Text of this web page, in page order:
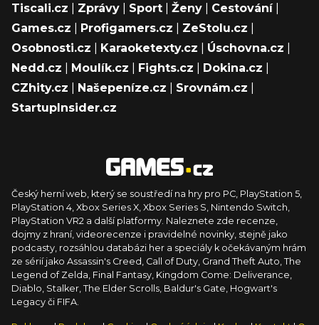
Tiscali.cz Zprávy Sport Ženy Cestování|
Games.cz
Profigamers.cz ZeStolu.cz
Osobnosti.cz
Karaoketexty.cz Úschovna.cz
Nedd.cz
Moulík.cz Fights.cz Dokina.cz
CZhity.cz
Našepeníze.cz Srovnám.cz
StartupInsider.cz
Český herní web, který se soustředí na hry pro PC, PlayStation 5,
PlayStation 4, Xbox Series X, Xbox Series S, Nintendo Switch,
PlayStation VR2 a další platformy. Naleznete zde recenze,
dojmy z hraní, videorecenze i pravidelné novinky, stejně jako
podcasty, rozsáhlou databázi her a speciály k očekávaným hrám
ze sérií jako Assassin's Creed, Call of Duty, Grand Theft Auto, The
Legend of Zelda, Final Fantasy, Kingdom Come: Deliverance,
Diablo, Stalker, The Elder Scrolls, Baldur's Gate, Hogwart's
Legacy či FIFA.